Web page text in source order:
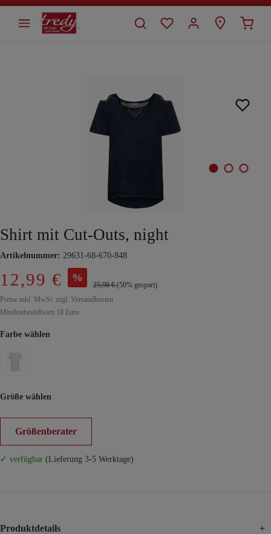
springen
Shirt mit Cut-Outs, night
Artikelnummer: 29631-68-670-848
12,99 € %
25,98 €(50% gespart)
Preise inkl. MwSt. zzgl. Versandkosten
Mindestbestellwert 10 Euro
Farbe wählen
Größe wählen
Größenberater
✓ verfügbar (Lieferung 3-5 Werktage)
Produktdetails +